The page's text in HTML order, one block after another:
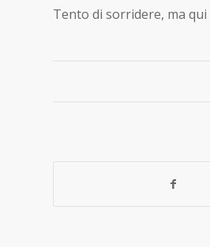
Tento di sorridere, ma